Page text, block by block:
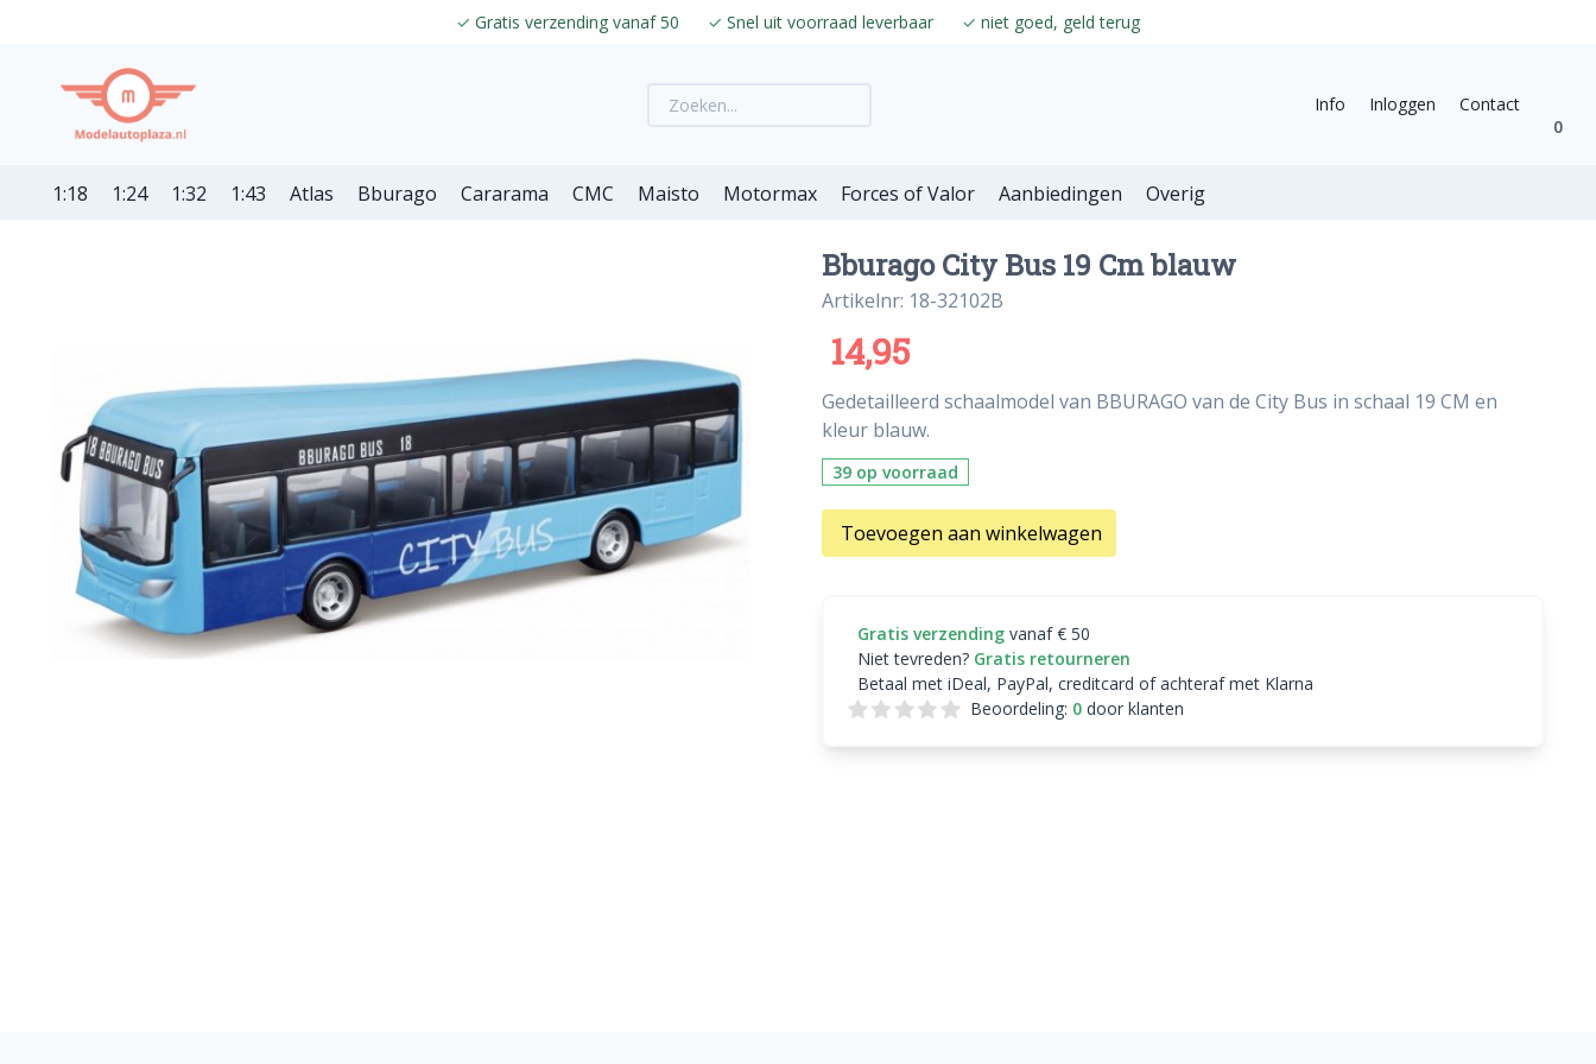
✓ Gratis verzending vanaf 50 ✓ Snel uit voorraad leverbaar ✓ niet goed, geld terug
Info Inloggen
Contact
0
1:18 1:24 1:32 1:43 Atlas Bburago Cararama CMC Maisto Motormax Forces of Valor Aanbiedingen Overig
Bburago City Bus 19 Cm blauw
Artikelnr: 18-32102B
14,95
Gedetailleerd schaalmodel van BBURAGO van de City Bus in schaal 19 CM en
kleur blauw.
39 op voorraad
Toevoegen aan winkelwagen
Gratis verzending vanaf € 50
Niet tevreden? Gratis retourneren
Betaal met iDeal, PayPal, creditcard of achteraf met Klarna
Beoordeling: 0door klanten